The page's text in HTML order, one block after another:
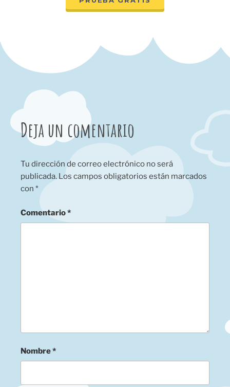
Deja un comentario
Tu dirección de correo electrónico no será
publicada. Los campos obligatorios están marcados
con *
Comentario*
Nombre*